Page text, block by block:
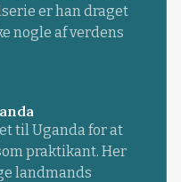
er han draget
nogle af verdens
til Uganda for at
praktikant. Her
landmands